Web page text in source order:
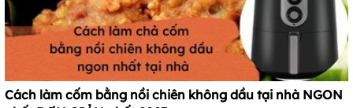
Cách làm cốm bằng nồi chiên không dầu tại nhà NGON